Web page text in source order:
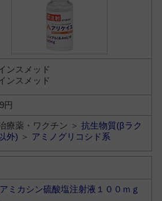
ンスメッド
ンスメッド
円
療薬・ワクチン ＞抗生物質(βラク
外) ＞ アミノグリコシド系
アミカシン硫酸塩注射液１００ｍｇ